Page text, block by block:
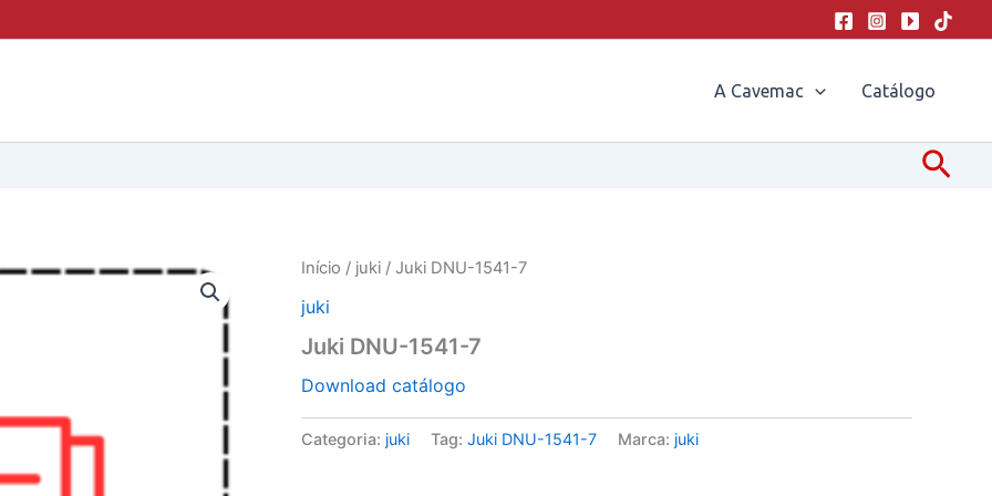
A Cavemac Catálogo
Início / juki / Juki DNU-1541-7
juki
Juki DNU-1541-7
Download catálogo
Categoria: juki Tag: Juki DNU-1541-7 Marca: juki